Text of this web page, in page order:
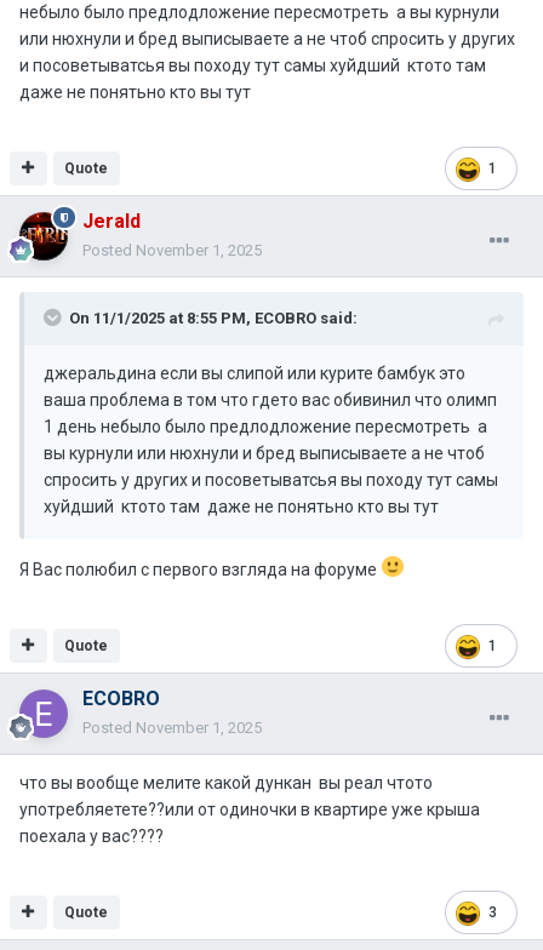
небыло было предлодложение пересмотреть а вы курнули
или нюхнули и бред выписываете а не чтоб спросить у других
и посоветыватсья вы походу тут самы хуйдший ктото там
даже не понятьно кто вы тут
1
Quote
Jerald
Posted November 1, 2025
On 11/1/2025 at 8:55 PM, ECOBRO said:
джеральдина если вы слипой или курите бамбук это
ваша проблема в том что гдето вас обивинил что олимп
1 день небыло было предлодложение пересмотреть а
вы курнули или нюхнули и бред выписываете а не чтоб
спросить у других и посоветыватсья вы походу тут самы
хуйдший ктото там даже не понятьно кто вы тут
Я Вас полюбил с первого взгляда на форуме
1
Quote
ECOBRO
Posted November 1, 2025
что вы вообще мелите какой дункан вы реал чтото
употребляетете??или от одиночки в квартире уже крыша
поехала у вас????
3
Quote